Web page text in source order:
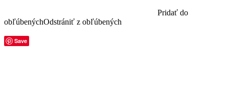
Pridať do
obľúbenýchOdstrániť z obľúbených
Save